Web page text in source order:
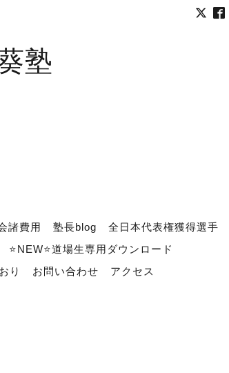
塾
諸費用 塾長blog
全日本代表権獲得選手
⭐NEW⭐道場生専用ダウンロード
り お問い合わせ アクセス